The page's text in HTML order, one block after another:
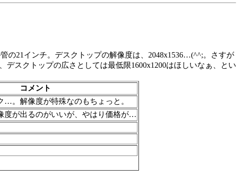
の21インチ。デスクトップの解像度は、2048x1536…(^^;。さすが
スクトップの広さとしては最低限1600x1200はほしいなぁ、とい
コメント
…。解像度が特殊なのもちょっと。
度が出るのがいいが、やはり価格が…